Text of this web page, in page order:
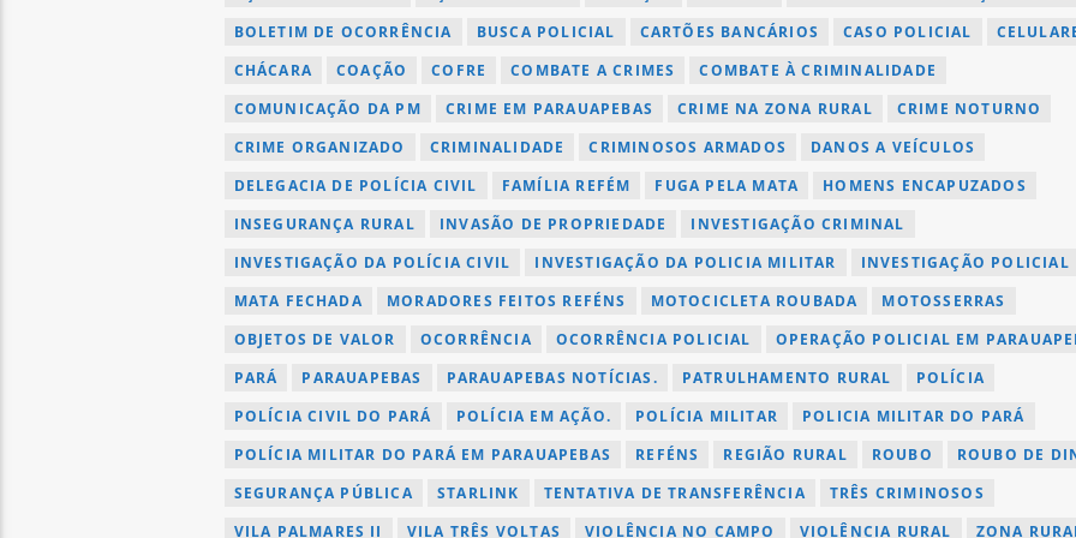
BOLETIM DE OCORRÊNCIA
BUSCA POLICIAL CARTÕES BANCÁRIOS CASO POLICIAL
CHÁCARA
COAÇÃO COFRE COMBATE A CRIMES
COMBATE À CRIMINALIDADE
COMUNICAÇÃO DA PM
CRIME EM PARAUAPEBAS CRIME NA ZONA RURAL
CRIME NOTURNO
CRIME ORGANIZADO
CRIMINALIDADE CRIMINOSOS ARMADOS
DANOS A VEÍCULOS
DELEGACIA DE POLÍCIA CIVIL
FAMÍLIA REFÉM FUGA PELA MATA
HOMENS ENCAPUZADOS
INSEGURANÇA RURAL
INVASÃO DE PROPRIEDADE
INVESTIGAÇÃO CRIMINAL
INVESTIGAÇÃO DA POLÍCIA CIVIL
INVESTIGAÇÃO DA POLICIA MILITAR INVESTIGAÇÃO POLICIAL
MATA FECHADA
MORADORES FEITOS REFÉNS MOTOCICLETA ROUBADA
MOTOSSERRAS
OBJETOS DE VALOR
OCORRÊNCIA OCORRÊNCIA POLICIAL
OPERAÇÃO POLICIAL EM
PARÁ
PARAUAPEBAS PARAUAPEBAS NOTÍCIAS. PATRULHAMENTO RURAL
POLÍCIA
POLÍCIA CIVIL DO PARÁ
POLÍCIA EM AÇÃO. POLÍCIA MILITAR
POLICIA MILITAR DO PARÁ
POLÍCIA MILITAR DO PARÁ EM PARAUAPEBAS
REFÉNS REGIÃO RURAL ROUBO
ROUBO DE
SEGURANÇA PÚBLICA
STARLINK TENTATIVA DE TRANSFERÊNCIA
TRÊS CRIMINOSOS
VILA PALMARES II
VILA TRÊS VOLTAS VIOLÊNCIA NO CAMPO VIOLÊNCIA RURAL ZONA